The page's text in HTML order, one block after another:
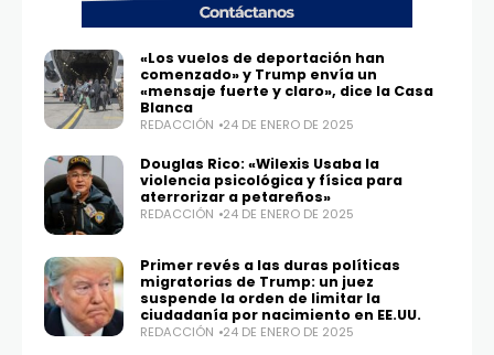
«Los vuelos de deportación han
comenzado» y Trump envía un
«mensaje fuerte y claro», dice la Casa
Blanca
REDACCIÓN 24 DE ENERO DE 2025
Douglas Rico: «Wilexis Usaba la
violencia psicológica y física para
aterrorizar a petareños»
REDACCIÓN 24 DE ENERO DE 2025
Primer revés a las duras políticas
migratorias de Trump: un juez
suspende la orden de limitar la
ciudadanía por nacimiento en EE.UU.
REDACCIÓN 24 DE ENERO DE 2025